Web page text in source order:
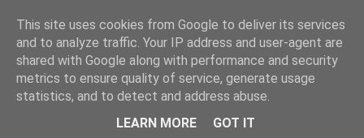
Okiem Obiektywu.
This site uses cookies from Google to deliver its services
and to analyze traffic. Your IP address and user-agent are
shared with Google along with performance and security
metrics to ensure quality of service, generate usage
statistics, and to detect and address abuse.
LEARN MORE
GOT IT